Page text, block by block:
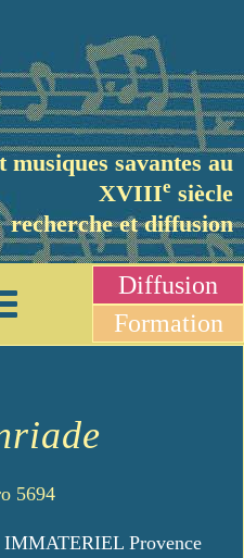
savantes au
XVIIIe siècle
recherche et diffusion
Diffusion
Formation
5694
Provence